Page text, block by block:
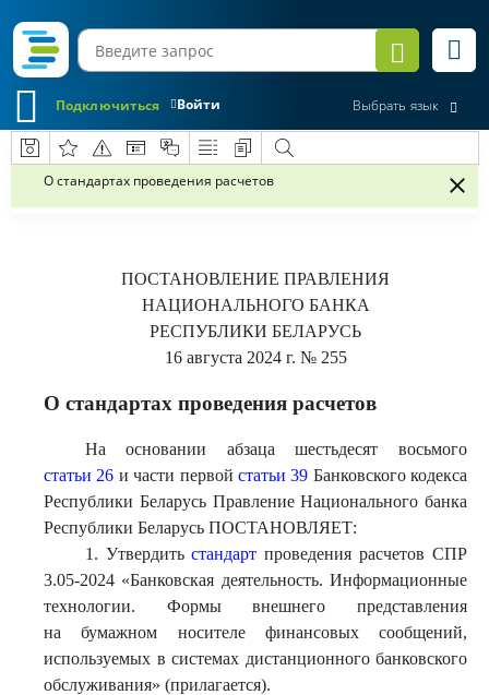
Войти
Подключиться Выбрать язык
О стандартах проведения расчетов
ПОСТАНОВЛЕНИЕ ПРАВЛЕНИЯ
НАЦИОНАЛЬНОГО БАНКА
РЕСПУБЛИКИ БЕЛАРУСЬ
16 августа 2024 г. № 255
О стандартах проведения расчетов
На основании абзаца шестьдесят восьмого
статьи 26 и части первой статьи 39 Банковского кодекса
Республики Беларусь Правление Национального банка
Республики Беларусь ПОСТАНОВЛЯЕТ:
1. Утвердитьстандарт проведения расчетов СПР
3.05-2024 «Банковская деятельность. Информационные
технологии. Формы внешнего представления
на бумажном носителе финансовых сообщений,
используемых в системах дистанционного банковского
обслуживания» (прилагается).